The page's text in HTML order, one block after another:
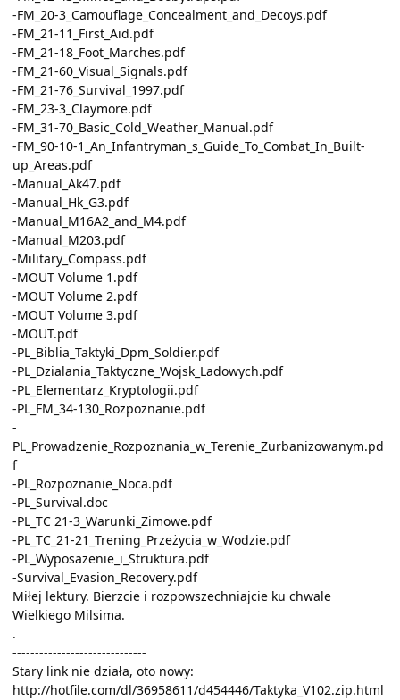
-FM_20-3_Camouflage_Concealment_and_Decoys.pdf
-FM_21-11_First_Aid.pdf
-FM_21-18_Foot_Marches.pdf
-FM_21-60_Visual_Signals.pdf
-FM_21-76_Survival_1997.pdf
-FM_23-3_Claymore.pdf
-FM_31-70_Basic_Cold_Weather_Manual.pdf
-FM_90-10-1_An_Infantryman_s_Guide_To_Combat_In_Built-
up_Areas.pdf
-Manual_Ak47.pdf
-Manual_Hk_G3.pdf
-Manual_M16A2_and_M4.pdf
-Manual_M203.pdf
-Military_Compass.pdf
-MOUT Volume 1.pdf
-MOUT Volume 2.pdf
-MOUT Volume 3.pdf
-MOUT.pdf
-PL_Biblia_Taktyki_Dpm_Soldier.pdf
-PL_Dzialania_Taktyczne_Wojsk_Ladowych.pdf
-PL_Elementarz_Kryptologii.pdf
-PL_FM_34-130_Rozpoznanie.pdf
-
PL_Prowadzenie_Rozpoznania_w_Terenie_Zurbanizowanym.pd
f
-PL_Rozpoznanie_Noca.pdf
-PL_Survival.doc
-PL_TC 21-3_Warunki_Zimowe.pdf
-PL_TC_21-21_Trening_Przeżycia_w_Wodzie.pdf
-PL_Wyposazenie_i_Struktura.pdf
-Survival_Evasion_Recovery.pdf
Miłej lektury. Bierzcie i rozpowszechniajcie ku chwale
Wielkiego Milsima.
.
------------------------------
Stary link nie działa, oto nowy:
http://hotfile.com/dl/36958611/d454446/Taktyka_V102.zip.html